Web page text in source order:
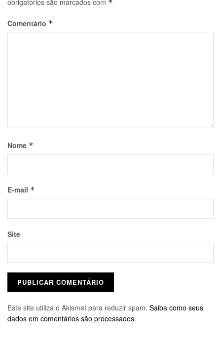
obrigatórios são marcados com *
Comentário *
Nome *
E-mail *
Site
Este site utiliza o Akismet para reduzir spam. Saiba como seus
dados em comentários são processados.